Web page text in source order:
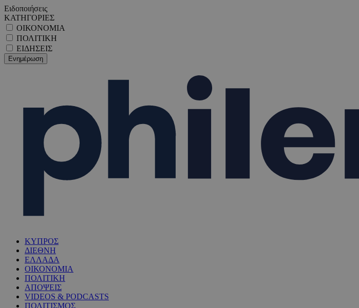
Ειδοποιήσεις
ΚΑΤΗΓΟΡΙΕΣ
ΟΙΚΟΝΟΜΙΑ
ΠΟΛΙΤΙΚΗ
ΕΙΔΗΣΕΙΣ
ΚΥΠΡΟΣ
ΔΙΕΘΝΗ
ΕΛΛΑΔΑ
ΟΙΚΟΝΟΜΙΑ
ΠΟΛΙΤΙΚΗ
ΑΠΟΨΕΙΣ
VIDEOS & PODCASTS
ΠΟΛΙΤΙΣΜΟΣ